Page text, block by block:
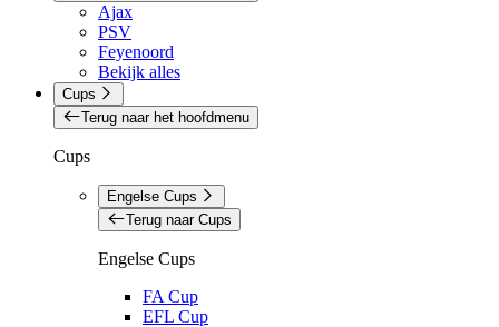
Ajax
PSV
Feyenoord
Bekijk alles
Cups
Terug naar het hoofdmenu
Cups
Engelse Cups
Terug naar Cups
Engelse Cups
FA Cup
EFL Cup